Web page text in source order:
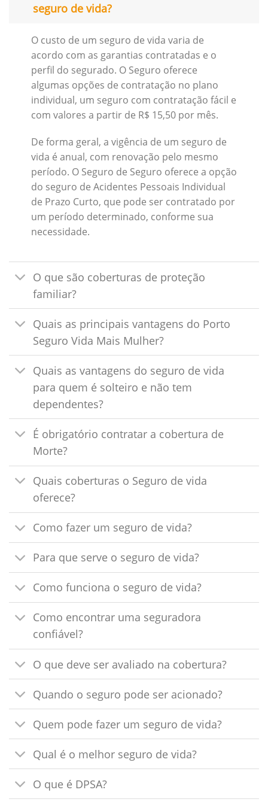
seguro de vida?
O custo de um seguro de vida varia de
acordo com as garantias contratadas e o
perfil do segurado. O Seguro oferece
algumas opções de contratação no plano
individual, um seguro com contratação fácil e
com valores a partir de R$ 15,50 por mês.
De forma geral, a vigência de um seguro de
vida é anual, com renovação pelo mesmo
período. O Seguro de Seguro oferece a opção
do seguro de Acidentes Pessoais Individual
de Prazo Curto, que pode ser contratado por
um período determinado, conforme sua
necessidade.
O que são coberturas de proteção
familiar?
Quais as principais vantagens do Porto
Seguro Vida Mais Mulher?
Quais as vantagens do seguro de vida
para quem é solteiro e não tem
dependentes?
É obrigatório contratar a cobertura de
Morte?
Quais coberturas o Seguro de vida
oferece?
Como fazer um seguro de vida?
Para que serve o seguro de vida?
Como funciona o seguro de vida?
Como encontrar uma seguradora
confiável?
O que deve ser avaliado na cobertura?
Quando o seguro pode ser acionado?
Quem pode fazer um seguro de vida?
Qual é o melhor seguro de vida?
O que é DPSA?